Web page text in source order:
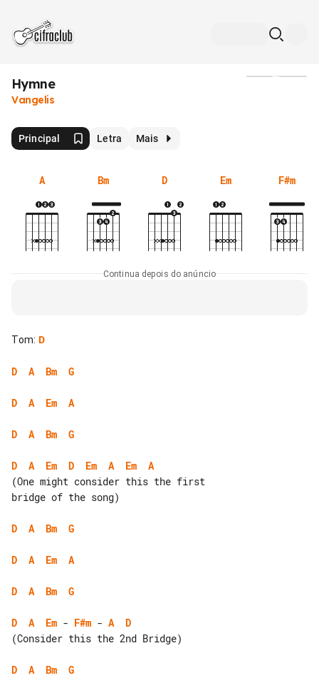
Hymne
Vangelis
Principal Letra Mais
A Bm D Em F#m
Continua depois do anúncio
Tom: D
D A Bm G
D A Em A
D A Bm G
D A Em D Em A Em
A
(One might consider this the first
bridge of the song)
D A Bm G
D A Em A
D A Bm G
D A Em - F#m - A
D
(Consider this the 2nd Bridge)
D A Bm G